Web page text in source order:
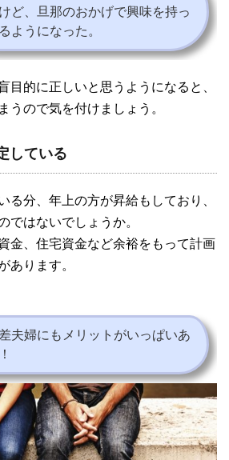
ど、旦那のおかげで興味を持っ
ようになった。
目的に正しいと思うようになると、
うので気を付けましょう。
している
る分、年上の方が昇給もしており、
ではないでしょうか。
金、住宅資金など余裕をもって計画
あります。
夫婦にもメリットがいっぱいあ